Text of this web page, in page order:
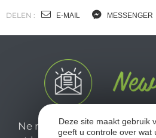
DELEN : E-MAIL MESSENGER
Ne manquez pas notre
Deze site maakt gebruik
geeft u controle over wat